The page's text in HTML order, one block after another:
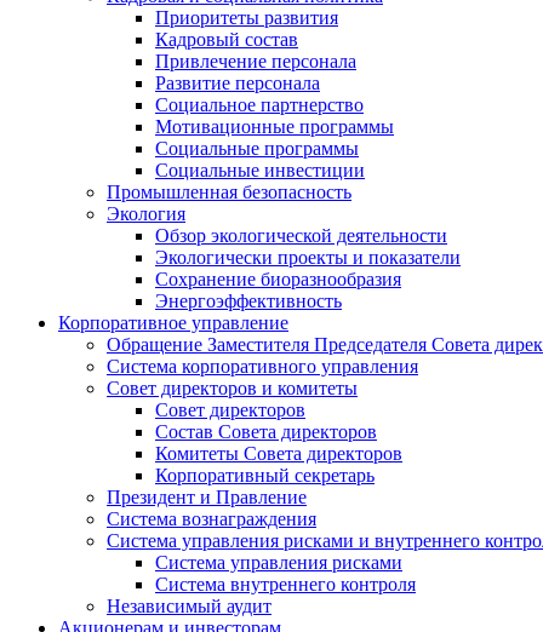
Приоритеты развития
Кадровый состав
Привлечение персонала
Развитие персонала
Социальное партнерство
Мотивационные программы
Социальные программы
Социальные инвестиции
Промышленная безопасность
Экология
Обзор экологической деятельности
Экологически проекты и показатели
Сохранение биоразнообразия
Энергоэффективность
Корпоративное управление
Обращение Заместителя Председателя Совета
Система корпоративного управления
Совет директоров и комитеты
Совет директоров
Состав Совета директоров
Комитеты Совета директоров
Корпоративный секретарь
Президент и Правление
Система вознаграждения
Система управления рисками и внутреннего
Система управления рисками
Система внутреннего контроля
Независимый аудит
Акционерам и инвесторам